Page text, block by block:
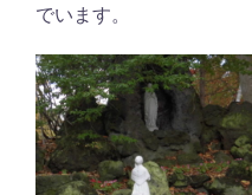
でいます。